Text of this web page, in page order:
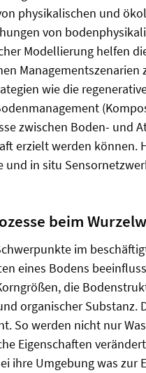
physikalischen und
von
Modellierung helfen
wie die
zwischen Boden- und
erzielt werden können.
und in situ
beim
im
eines Bodens
die
organischer Substanz.
So werden nicht nur
Eigenschaften
ihre Umgebung was